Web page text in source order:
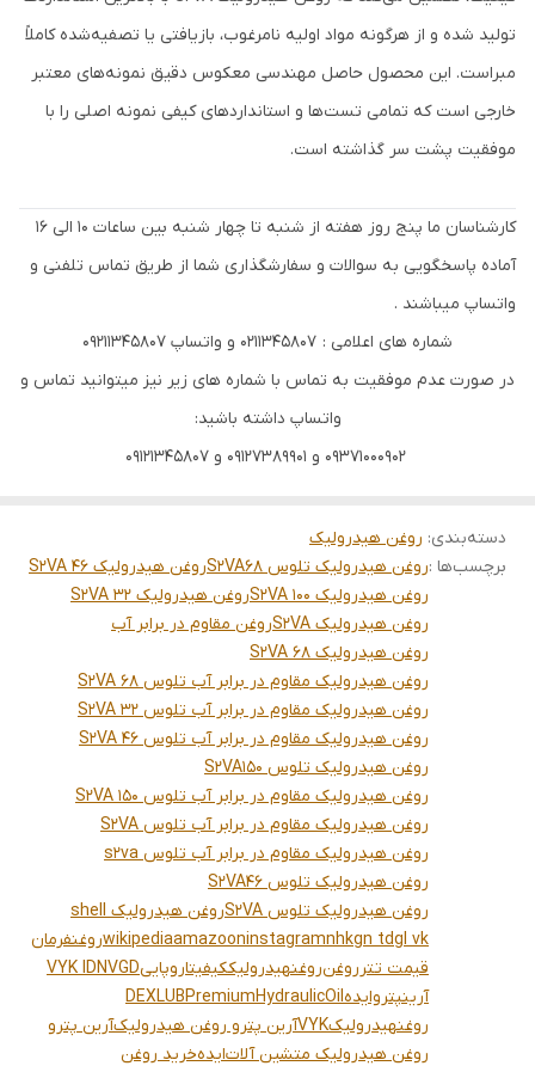
تولید شده و از هرگونه مواد اولیه نامرغوب، بازیافتی یا تصفیه‌شده کاملاً
مبراست. این محصول حاصل مهندسی معکوس دقیق نمونه‌های معتبر
خارجی است که تمامی تست‌ها و استانداردهای کیفی نمونه اصلی را با
موفقیت پشت سر گذاشته است.
کارشناسان ما پنج روز هفته از شنبه تا چهار شنبه بین ساعات 10 الی 16
آماده پاسخگویی به سوالات و سفارشگذاری شما از طریق تماس تلفنی و
واتساپ میباشند .
شماره های اعلامی : 0211345807 و واتساپ 09211345807
در صورت عدم موفقیت به تماس با شماره های زیر نیز میتوانید تماس و
واتساپ داشته باشید:
09371000902 و 09127389901 و 09121345807
دسته‌بندی: روغن هیدرولیک
برچسب‌ها :روغن هیدرولیک تلوس S2VA68
روغن هیدرولیک S2VA 46
روغن هیدرولیک S2VA 100
روغن هیدرولیک S2VA 32
روغن هیدرولیک S2VA
روغن مقاوم در برابر آب
روغن هیدرولیک S2VA 68
روغن هیدرولیک مقاوم در برابر آب تلوس S2VA 68
روغن هیدرولیک مقاوم در برابر آب تلوس S2VA 32
روغن هیدرولیک مقاوم در برابر آب تلوس S2VA 46
روغن هیدرولیک تلوس S2VA150
روغن هیدرولیک مقاوم در برابر آب تلوس S2VA 150
روغن هیدرولیک مقاوم در برابر آب تلوس S2VA
روغن هیدرولیک مقاوم در برابر آب تلوس s2va
روغن هیدرولیک تلوس S2VA46
روغن هیدرولیک تلوس S2VA
روغن هیدرولیک shell
nhkgn tdgl vk
instagram
amazoon
wikipediaروغنفرمان
قیمت تترروغنروغنهیدرولیککیفیتاروپاییVYK IDNVGD
آرینپتروایدهDEXLUBPremiumHydraulicOil
روغنهیدرولیکVYKآرین پترو روغن هیدرولیکآرین پترو
روغن هیدرولیک متشین آلاتایدهخرید روغن